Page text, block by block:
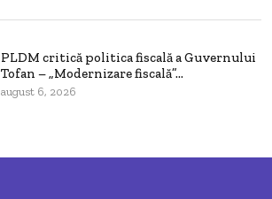
PLDM critică politica fiscală a Guvernului
Tofan – „Modernizare fiscală”...
august 6, 2026